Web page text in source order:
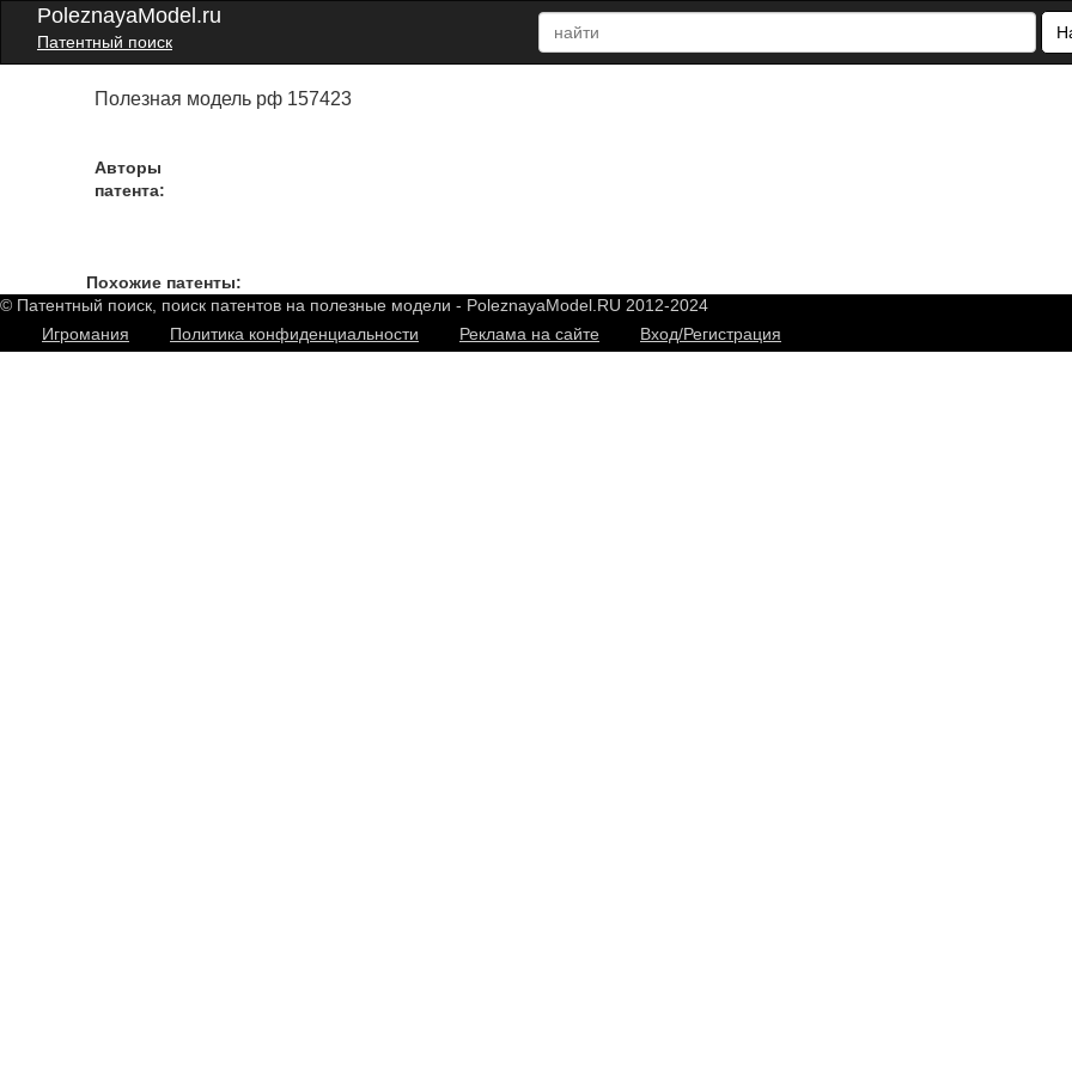
PoleznayaModel.ru
Патентный поиск
Полезная модель рф 157423
Авторы
патента:
Похожие патенты:
© Патентный поиск, поиск патентов на полезные модели - PoleznayaModel.RU 2012-2024
Игромания
Политика конфиденциальности Реклама на сайте Вход/Регистрация